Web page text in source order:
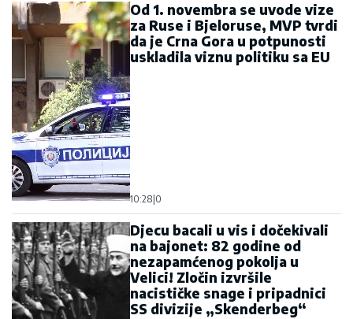
Od 1. novembra se uvode vize
za Ruse i Bjeloruse, MVP tvrdi
da je Crna Gora u potpunosti
uskladila viznu politiku sa EU
10:28 0
Djecu bacali u vis i dočekivali
na bajonet: 82 godine od
nezapamćenog pokolja u
Velici! Zločin izvršile
nacističke snage i pripadnici
SS divizije „Skenderbeg“